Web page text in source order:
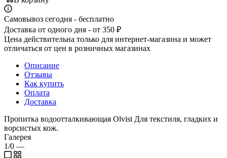
Самовывоз сегодня - бесплатно
Доставка от одного дня - от 350 ₽
Цена действительна только для интернет-магазина и может
отличаться от цен в розничных магазинах
Описание
Отзывы
Как купить
Оплата
Доставка
Пропитка водоотталкивающая Olvist Для текстиля, гладких и
ворсистых кож.
Галерея
1/0 —